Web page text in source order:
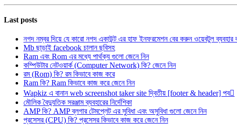
Last posts
নগদ নম্বর দিয়ে যে কারো নগদ একাউন্ট এর হাফ ইনফরমেশন বের করুন ওয়েবটুল ব্যবহার
Mb ছাড়াই facebook চালান ছবিসহ
Ram এবং Rom এর মধ্যে পার্থক্য গুলো জেনে নিন
কম্পিউটার নেটওয়ার্ক (Computer Network) কি? জেনে নিন
রম (Rom) কি? রম কিভাবে কাজ করে
Ram কি? Ram কিভাবে কাজ করে জেনে নিন
Wapkiz এ বানান web screenshot taker site দ্বিতীয় [footer & header] পব
মৌলিক বৈদ্যুতিক সরঞ্জাম ব্যবহারের নির্দেশিকা
AMP কি? AMP ব্লগার টেমপ্লেট এর সুবিধা এবং অসুবিধা গুলো জেনে নিন
প্রসেসর (CPU) কি? প্রসেসর কিভাবে কাজ করে জেনে নিন